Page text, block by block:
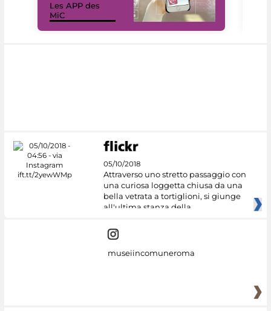
Les APP des
MiC
05/10/2018
Attraverso uno stretto passaggio con
una curiosa loggetta chiusa da una
bella vetrata a tortiglioni, si giunge
all'ultima stanza della
museiincomuneroma